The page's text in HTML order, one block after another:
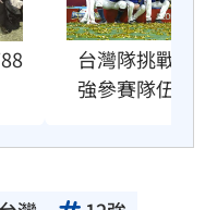
台灣隊挑戰衛
強參賽隊伍出